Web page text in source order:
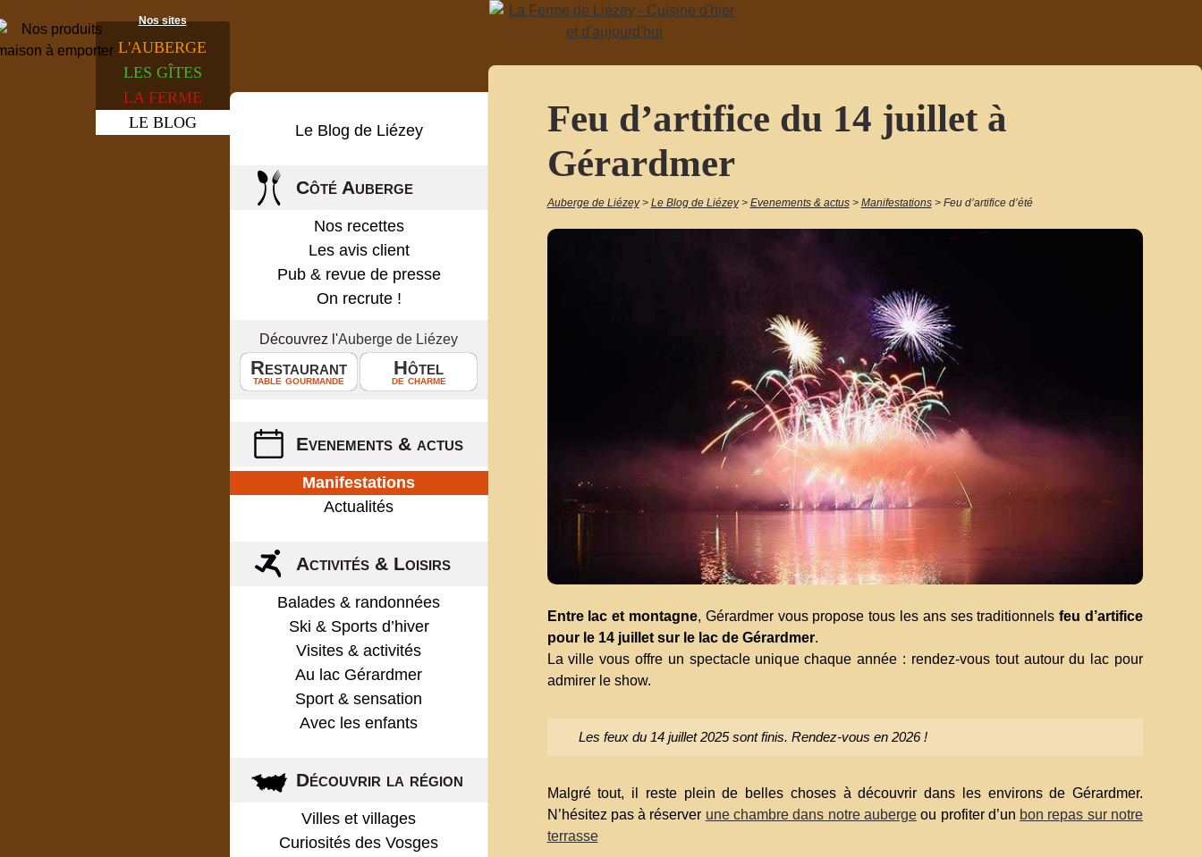
Nos sites
L'AUBERGE
LES GÎTES
LA FERME
LE BLOG Le Blog de Liézey
Côté Auberge
Nos recettes
Les avis client
Pub & revue de presse
On recrute !
Découvrez l'Auberge de Liézey
Restaurant
table gourmande
Hôtel
de charme
Evenements & actus
Manifestations
Actualités
Activités & Loisirs
Balades & randonnées
Ski & Sports d’hiver
Visites & activités
Au lac Gérardmer
Sport & sensation
Avec les enfants
Découvrir la région
Villes et villages
Curiosités des Vosges
Feu d’artifice du 14 juillet à
Gérardmer
Auberge de Liézey > Le Blog de Liézey > Evenements & actus > Manifestations > Feu d’artifice d’été
Entre lac et montagne, Gérardmer vous propose tous les ans ses traditionnelsfeu d’artifice
pour le 14 juillet sur le lac de Gérardmer.
La ville vous offre un spectacle unique chaque année : rendez-vous tout autour du lac pour
admirer le show.
Les feux du 14 juillet 2025 sont finis. Rendez-vous en 2026 !
Malgré tout, il reste plein de belles choses à découvrir dans les environs de Gérardmer.
N’hésitez pas à réserver une chambre dans notre aubergeou profiter d’un bon repas sur notre
terrasse